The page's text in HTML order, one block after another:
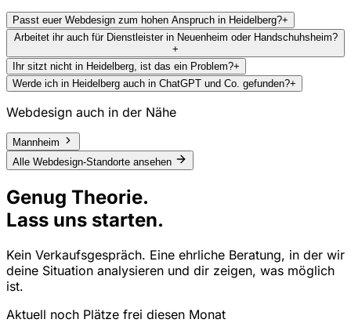
Passt euer Webdesign zum hohen Anspruch in Heidelberg?+
Arbeitet ihr auch für Dienstleister in Neuenheim oder Handschuhsheim?
+
Ihr sitzt nicht in Heidelberg, ist das ein Problem?+
Werde ich in Heidelberg auch in ChatGPT und Co. gefunden?+
Webdesign auch in der Nähe
Mannheim
Alle Webdesign-Standorte ansehen
Genug Theorie.
Lass uns starten.
Kein Verkaufsgespräch. Eine ehrliche Beratung, in der wir
deine Situation analysieren und dir zeigen, was möglich
ist.
Aktuell noch Plätze frei diesen Monat